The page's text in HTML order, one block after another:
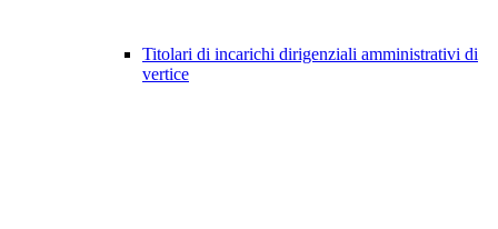
Titolari di incarichi dirigenziali amministrativi di
vertice